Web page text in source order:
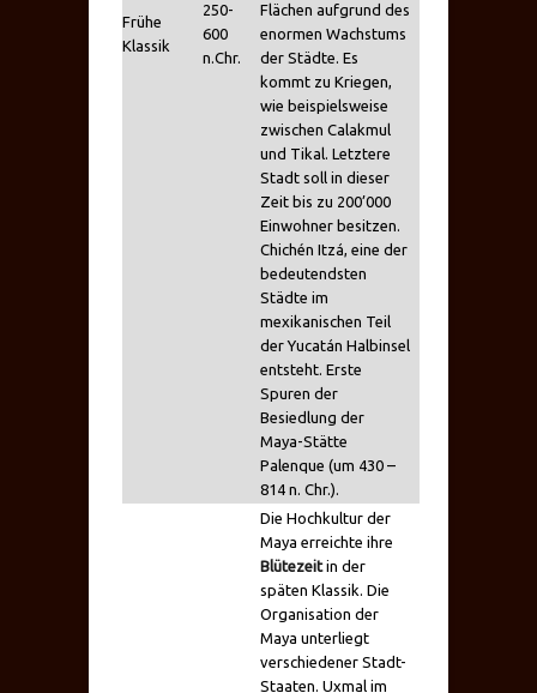
Frühe
Klassik
250-
600
n.Chr.
Flächen aufgrund des
enormen Wachstums
der Städte. Es
kommt zu Kriegen,
wie beispielsweise
zwischen Calakmul
und Tikal. Letztere
Stadt soll in dieser
Zeit bis zu 200’000
Einwohner besitzen.
Chichén Itzá, eine der
bedeutendsten
Städte im
mexikanischen Teil
der Yucatán Halbinsel
entsteht. Erste
Spuren der
Besiedlung der
Maya-Stätte
Palenque (um 430 –
814 n. Chr.).
Die Hochkultur der
Maya erreichte ihre
Blütezeitin der
späten Klassik. Die
Organisation der
Maya unterliegt
verschiedener Stadt-
Staaten. Uxmal im